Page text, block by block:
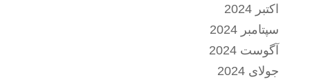
اکتبر 2024
سپتامبر 2024
آگوست 2024
جولای 2024